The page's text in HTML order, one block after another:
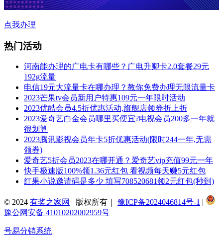
点我办理
热门活动
河南能办理的广电卡有哪些？广电升卿卡2.0套餐29元
192g流量
电信19元大流量卡在哪办理？教你免费办理无限流量卡
2023芒果tv会员新用户特惠109元一年限时活动
2023优酷会员4.5折优惠活动,旗舰店领券折上折
2023爱奇艺白金会员哪里买便宜?电视会员200多一年就
很划算
2023腾讯影视会员年卡5折优惠活动(限时244一年,无需
领券)
爱奇艺5折会员2023在哪开通？爱奇艺vip充值99元一年
快手极速版100%领1.36元红包 看视频每天赚5元红包
红果小说邀请码是多少 填写708520681领2元红包(秒到)
© 2024 有奖之家网 版权所有｜ 豫ICP备2024046814号-1 |
豫公网安备 41010202002959号
号易分销系统